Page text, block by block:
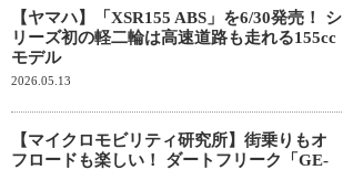
【ヤマハ】「XSR155 ABS」を6/30発売！ シ
リーズ初の軽二輪は高速道路も走れる155cc
モデル
2026.05.13
【マイクロモビリティ研究所】街乗りもオ
フロードも楽しい！ ダートフリーク「GE-